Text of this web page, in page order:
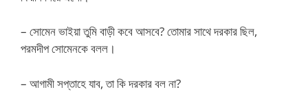
– সোমেন ভাইয়া তুমি বাড়ী কবে আসবে? তোমার সাথে দরকার ছিল,
পরমদীপ সোমেনকে বলল।
– আগামী সপ্তাহে যাব, তা কি দরকার বল না?